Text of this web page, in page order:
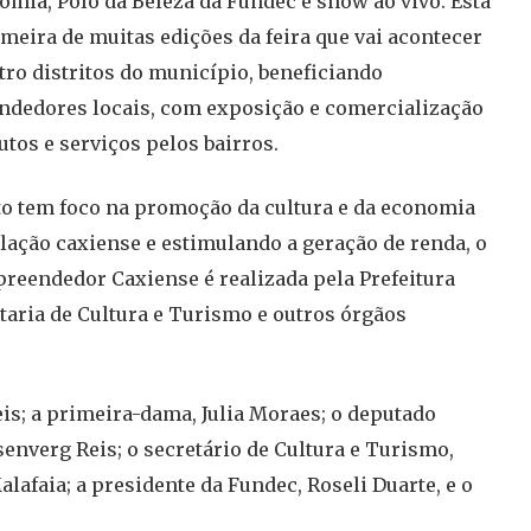
de muitas edições da feira que vai acontecer
distritos do município, beneficiando
locais, com exposição e comercialização
e serviços pelos bairros.
tem foco na promoção da cultura e da economia
caxiense e estimulando a geração de renda, o
Caxiense é realizada pela Prefeitura
de Cultura e Turismo e outros órgãos
a primeira-dama, Julia Moraes; o deputado
Reis; o secretário de Cultura e Turismo,
a presidente da Fundec, Roseli Duarte, e o